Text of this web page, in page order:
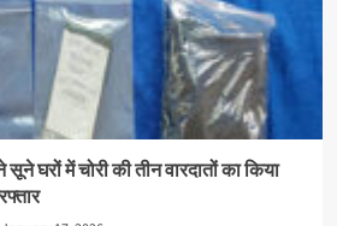
घरों में चोरी की तीन वारदातों का किया